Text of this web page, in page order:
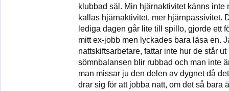
klubbad säl. Min hjärnaktivitet känns inte
kallas hjärnaktivitet, mer hjärnpassivitet.
lediga dagen går lite till spillo, gjorde ett
mitt ex-jobb men lyckades bara läsa en.
nattskiftsarbetare, fattar inte hur de står
sömnbalansen blir rubbad och man inte
man missar ju den delen av dygnet då
drar sig för att jobba natt, om det så bara